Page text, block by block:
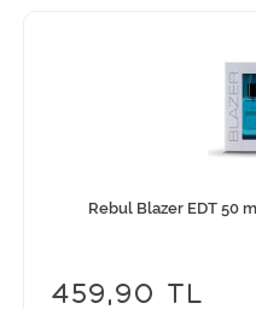
Rebul Blazer EDT 50
459,90 TL